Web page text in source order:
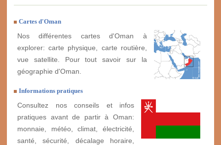
Cartes d'Oman
Nos différentes cartes d'Oman à
explorer: carte physique, carte routière,
vue satellite. Pour tout savoir sur la
géographie d'Oman.
Informations pratiques
Consultez nos conseils et infos
pratiques avant de partir à Oman:
monnaie, météo, climat, électricité,
santé, sécurité, décalage horaire,